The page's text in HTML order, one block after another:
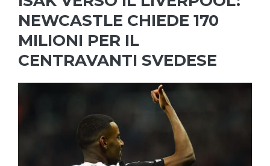
NEWCASTLE CHIEDE 170
MILIONI PER IL
CENTRAVANTI SVEDESE